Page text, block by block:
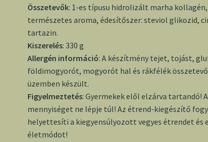
Összetevők: 1-es típusu hidrolizált marha
természetes aroma, édesítőszer: steviol glikozid,
tartazin.
Kiszerelés: 330 g
Allergén információ: A készítmény tejet, tojást,
földimogyorót, mogyorót hal és rákfélék
üzemben készült.
Figyelmeztetés: Gyermekek elől elzárva tartandó!
mennyiséget ne lépje túl! Az étrend-kiegészítő
helyettesíti a kiegyensúlyozott vegyes étrendet és
életmódot!